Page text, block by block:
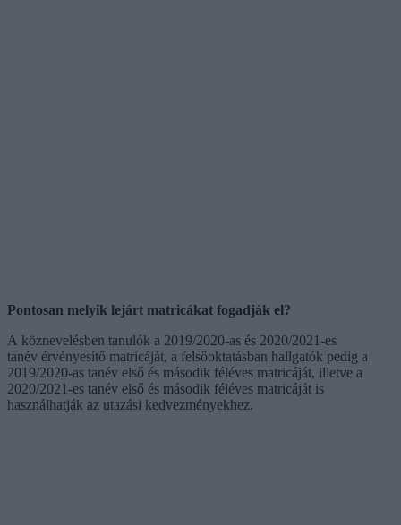
Pontosan melyik lejárt matricákat fogadják el?
A köznevelésben tanulók a 2019/2020-as és 2020/2021-es
tanév érvényesítő matricáját, a felsőoktatásban hallgatók pedig a
2019/2020-as tanév első és második féléves matricáját, illetve a
2020/2021-es tanév első és második féléves matricáját is
használhatják az utazási kedvezményekhez.